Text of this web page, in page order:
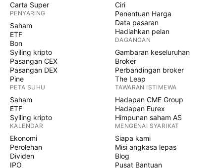
Carta Super
PENYARING
Saham
ETF
Bon
Syiling kripto
Pasangan CEX
Pasangan DEX
Pine
PETA SUHU
Saham
ETF
Syiling kripto
KALENDAR
Ekonomi
Perolehan
Dividen
IPO
Ciri
Penentuan Harga
Data pasaran
Hadiahkan pelan
DAGANGAN
Gambaran keseluruhan
Broker
Perbandingan broker
The Leap
TAWARAN ISTIMEWA
Hadapan CME Group
Hadapan Eurex
Himpunan saham AS
MENGENAI SYARIKAT
Siapa kami
Misi angkasa lepas
Blog
Pusat Bantuan